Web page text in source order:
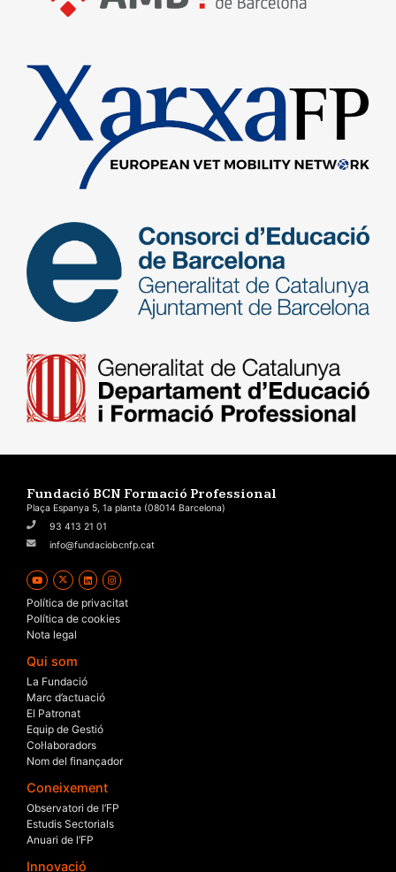
Fundació BCN Formació Professional
Plaça Espanya 5, 1a planta (08014 Barcelona)
93 413 21 01
info@fundaciobcnfp.cat
Política de privacitat
Política de cookies
Nota legal
Qui som
La Fundació
Marc d’actuació
El Patronat
Equip de Gestió
Col·laboradors
Nom del finançador
Coneixement
Observatori de l’FP
Estudis Sectorials
Anuari de l’FP
Innovació